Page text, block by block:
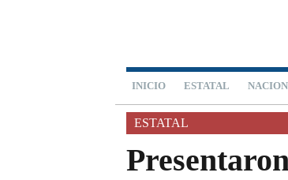
INICIO ESTATAL
ESTATAL